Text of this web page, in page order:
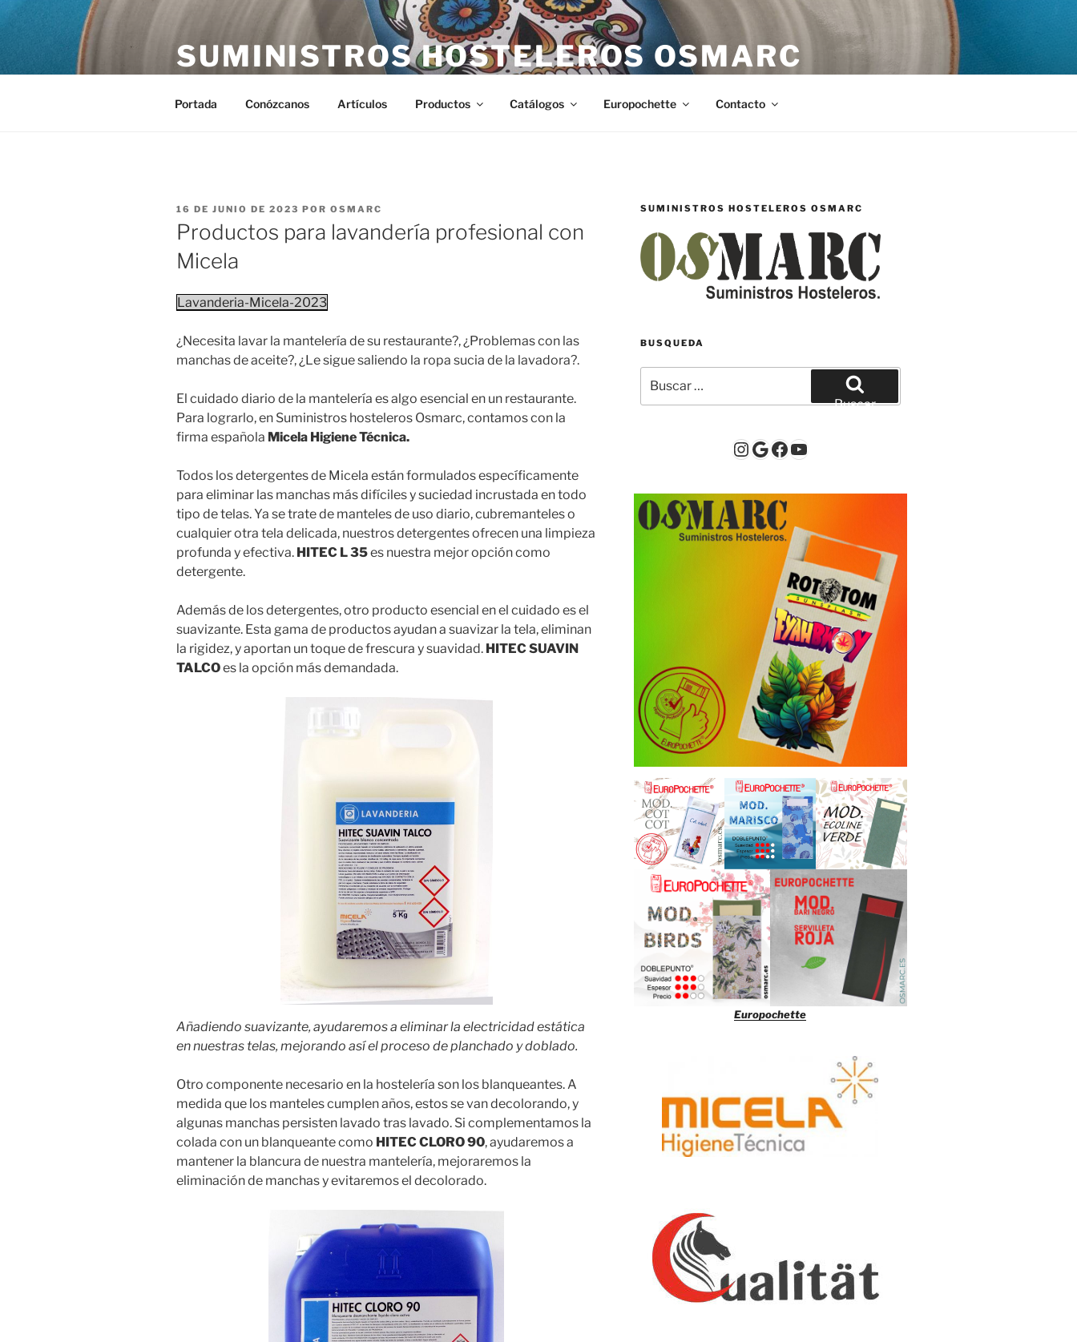
al
SUMINISTROS HOSTELEROS OSMARC
Portada Conózcanos Artículos Productos Catálogos Europochette Contacto
PUBLICADO
EL
16 DE JUNIO DE 2023 POR OSMARC
Productos para lavandería profesional con
Micela
Lavanderia-Micela-2023
¿Necesita lavar la mantelería de su restaurante?, ¿Problemas con las
manchas de aceite?, ¿Le sigue saliendo la ropa sucia de la lavadora?.
El cuidado diario de la mantelería es algo esencial en un restaurante.
Para lograrlo, en Suministros hosteleros Osmarc, contamos con la
firma española Micela Higiene Técnica.
Todos los detergentes de Micela están formulados específicamente
para eliminar las manchas más difíciles y suciedad incrustada en todo
tipo de telas. Ya se trate de manteles de uso diario, cubremanteles o
cualquier otra tela delicada, nuestros detergentes ofrecen una limpieza
profunda y efectiva. HITEC L 35es nuestra mejor opción como
detergente.
Además de los detergentes, otro producto esencial en el cuidado es el
suavizante. Esta gama de productos ayudan a suavizar la tela, eliminan
la rigidez, y aportan un toque de frescura y suavidad. HITEC SUAVIN
TALCOes la opción más demandada.
Añadiendo suavizante, ayudaremos a eliminar la electricidad estática
en nuestras telas, mejorando así el proceso de planchado y doblado.
Otro componente necesario en la hostelería son los blanqueantes. A
medida que los manteles cumplen años, estos se van decolorando, y
algunas manchas persisten lavado tras lavado. Si complementamos la
colada con un blanqueante como HITEC CLORO 90, ayudaremos a
mantener la blancura de nuestra mantelería, mejoraremos la
eliminación de manchas y evitaremos el decolorado.
SUMINISTROS HOSTELEROS OSMARC
BUSQUEDA
por:
Buscar
Instagram
Google
Facebook
YouTube
Europochette